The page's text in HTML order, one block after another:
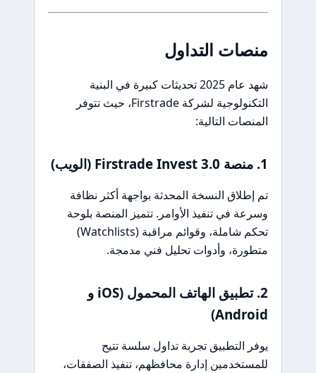
منصات التداول
شهد عام 2025 تحديثات كبيرة في البنية
التكنولوجية لشركة Firstrade، حيث تتوفر
المنصات التالية:
1. منصة Firstrade Invest 3.0 (الويب)
تم إطلاق النسخة المحدثة بواجهة أكثر نظافة
وسرعة في تنفيذ الأوامر. تتميز المنصة بلوحة
تحكم شاملة، وقوائم مراقبة (Watchlists)
متطورة، وأدوات تحليل فني مدمجة.
2. تطبيق الهاتف المحمول (iOS و
Android)
يوفر التطبيق تجربة تداول سلسة تتيح
للمستخدمين إدارة محافظهم، تنفيذ الصفقات،